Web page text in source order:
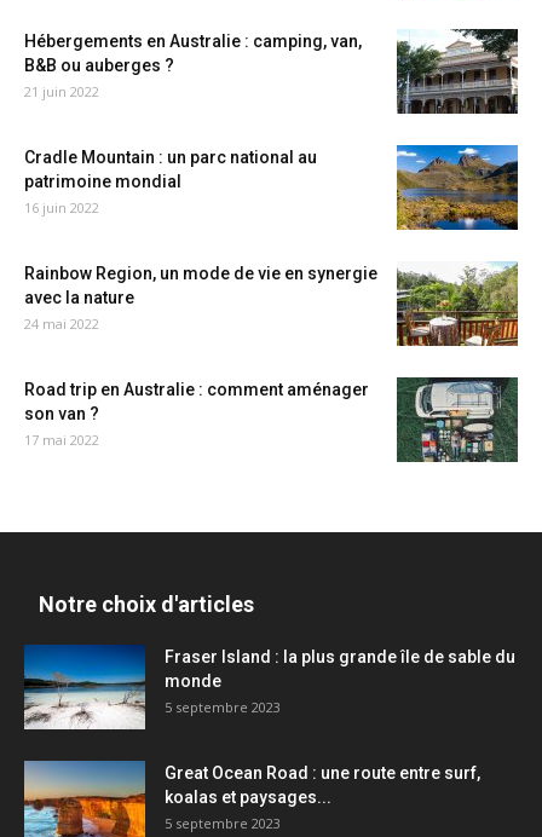
Hébergements en Australie : camping, van,
B&B ou auberges ?
21 juin 2022
Cradle Mountain : un parc national au
patrimoine mondial
16 juin 2022
Rainbow Region, un mode de vie en synergie
avec la nature
24 mai 2022
Road trip en Australie : comment aménager
son van ?
17 mai 2022
Notre choix d'articles
Fraser Island : la plus grande île de sable du
monde
5 septembre 2023
Great Ocean Road : une route entre surf,
koalas et paysages...
5 septembre 2023